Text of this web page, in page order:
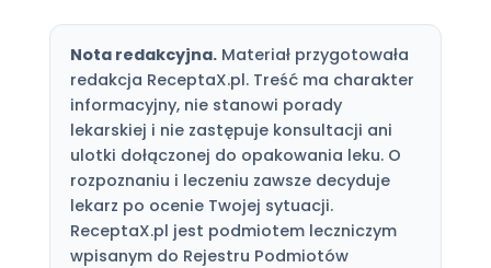
Nota redakcyjna.Materiał przygotowała
redakcja ReceptaX.pl. Treść ma charakter
informacyjny, nie stanowi porady
lekarskiej i nie zastępuje konsultacji ani
ulotki dołączonej do opakowania leku. O
rozpoznaniu i leczeniu zawsze decyduje
lekarz po ocenie Twojej sytuacji.
ReceptaX.pl jest podmiotem leczniczym
wpisanym do Rejestru Podmiotów